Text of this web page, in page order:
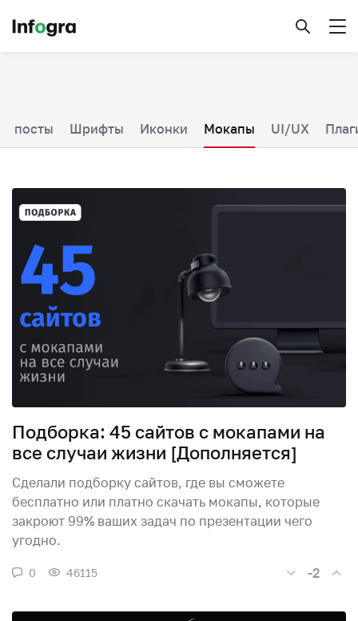
посты Шрифты Иконки Мокапы UI/UX
Подборка: 45 сайтов с мокапами на
все случаи жизни [Дополняется]
Сделали подборку сайтов, где вы сможете
бесплатно или платно скачать мокапы, которые
закроют 99% ваших задач по презентации чего
угодно.
0 46115 -2